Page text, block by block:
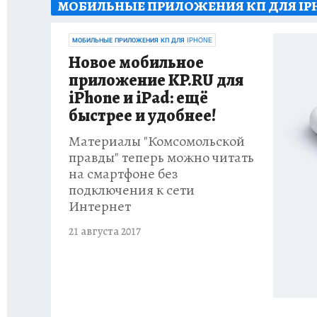
КП В МАХ ОТДЫХ В РОССИИ
МОБИЛЬНЫЕ ПРИЛОЖЕНИЯ КП ДЛЯ
МОБИЛЬНЫЕ ПРИЛОЖЕНИЯ КП ДЛЯ IPHONE
Новое мобильное
приложение KP.RU для
iPhone и iPad: ещё
быстрее и удобнее!
Материалы "Комсомольской
правды" теперь можно читать
на смартфоне без
подключения к сети
Интернет
21 августа 2017